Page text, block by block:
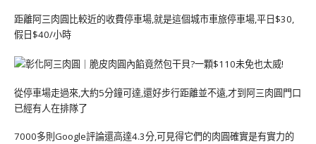
距離阿三肉圓比較近的收費停車場,就是這個城市車旅停車場,平日$30,
假日$40/小時
從停車場走過來,大約5分鐘可達,還好步行距離並不遠,才到阿三肉圓門口
已經有人在排隊了
7000多則Google評論還高達4.3分,可見得它們的肉圓確實是有實力的